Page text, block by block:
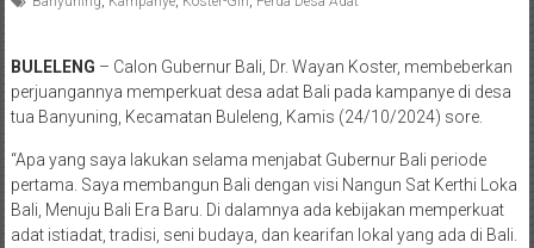
BULELENG – Calon Gubernur Bali, Dr. Wayan Koster, membeberkan
perjuangannya memperkuat desa adat Bali pada kampanye di desa
tua Banyuning, Kecamatan Buleleng, Kamis (24/10/2024) sore.
“Apa yang saya lakukan selama menjabat Gubernur Bali periode
pertama. Saya membangun Bali dengan visi Nangun Sat Kerthi Loka
Bali, Menuju Bali Era Baru. Di dalamnya ada kebijakan memperkuat
adat istiadat, tradisi, seni budaya, dan kearifan lokal yang ada di Bali.